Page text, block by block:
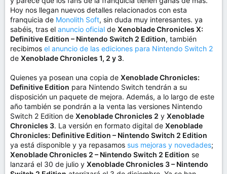
e
m
a
Hoy nos llegan nuevos detalles relacionados con esta
franquicia de Monolith Soft, sin duda muy interesantes. ya
sabéis, tras el anuncio oficial de Xenoblade Chronicles X:
Definitive Edition – Nintendo Switch 2 Edition, también
recibimos el anuncio de las ediciones para Nintendo Switch 2
de Xenoblade Chronicles 1, 2 y 3.
Quienes ya posean una copia de Xenoblade Chronicles:
Definitive Edition para Nintendo Switch tendrán a su
disposición un paquete de mejora. Además, a lo largo de este
año también se pondrán a la venta las versiones Nintendo
Switch 2 Edition de Xenoblade Chronicles 2 y Xenoblade
Chronicles 3. La versión en formato digital de Xenoblade
Chronicles: Definitive Edition – Nintendo Switch 2 Edition
ya está disponible y ya repasamos sus mejoras y novedades;
Xenoblade Chronicles 2 – Nintendo Switch 2 Edition se
lanzará el 30 de julio y Xenoblade Chronicles 3 – Nintendo